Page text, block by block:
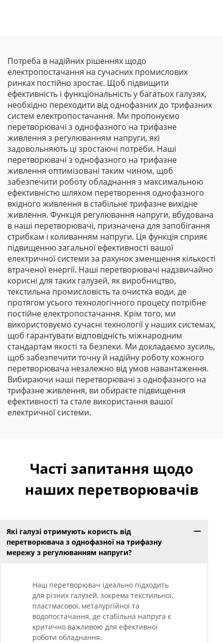
Потреба в надійних рішеннях щодо
електропостачання на сучасних промислових
ринках постійно зростає. Щоб підвищити
ефективність і функціональність у багатьох галузях,
необхідно переходити від однофазних до трифазних
систем електропостачання. Ми пропонуємо
перетворювачі з однофазного на трифазне
живлення з регулюванням напруги, які
задовольняють ці зростаючі потреби. Наші
перетворювачі з однофазного на трифазне
живлення оптимізовані таким чином, щоб
забезпечити роботу обладнання з максимальною
ефективністю шляхом перетворення однофазного
вхідного живлення в стабільне трифазне вихідне
живлення. Функція регулювання напруги, вбудована
в наші перетворювачі, призначена для запобігання
стрибкам і коливанням напруги. Ця функція сприяє
підвищенню загальної ефективності вашої
електричної системи за рахунок зменшення кількості
втраченої енергії. Наші перетворювачі надзвичайно
корисні для таких галузей, як виробництво,
текстильна промисловість та очистка води, де
протягом усього технологічного процесу потрібне
постійне електропостачання. Крім того, ми
використовуємо сучасні технології у наших системах,
щоб гарантувати відповідність міжнародним
стандартам якості та безпеки. Ми докладаємо зусиль,
щоб забезпечити точну й надійну роботу кожного
перетворювача незалежно від умов навантаження.
Вибираючи наші перетворювачі з однофазного на
трифазне живлення, ви обираєте підвищення
ефективності та стале використання вашої
електричної системи.
Часті запитання щодо
наших перетворювачів
Які галузі отримують користь від
перетворювача з однофазної на трифазну
мережу з регулюванням напруги?
Наш перетворювач ідеально підходить
для різних галузей, зокрема текстильної,
пластмасової, металургійної та
водопостачання, де стабільна напруга є
критично важливою для ефективної
роботи обладнання.